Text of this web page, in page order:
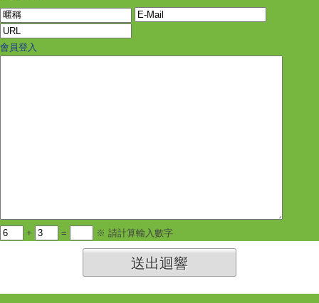
會員登入
+ = ※ 請計算輸入數字
送出迴響